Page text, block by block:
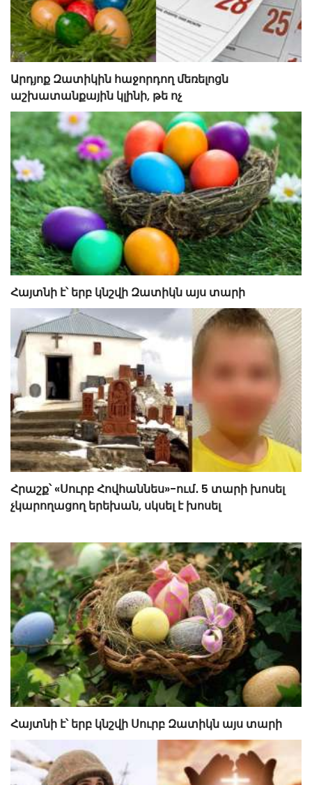
Արդյոք Զատիկին հաջորդող մեռելոցն
աշխատանքային կլինի, թե ոչ
Հայտնի է՝ երբ կնշվի Զատիկն այս տարի
Հրաշք՝ «Սուրբ Հովհաննես»-ում․ 5 տարի խոսել
չկարողացող երեխան, սկսել է խոսել
Հայտնի է՝ երբ կնշվի Սուրբ Զատիկն այս տարի